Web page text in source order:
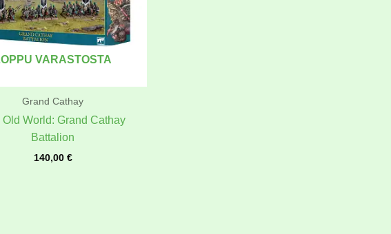
VARASTOSTA
Grand Cathay
Old World: Grand Cathay
Battalion
140,00 €